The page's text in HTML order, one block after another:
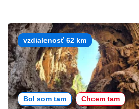
vzdialenosť 62 km
Bol som tam Chcem tam